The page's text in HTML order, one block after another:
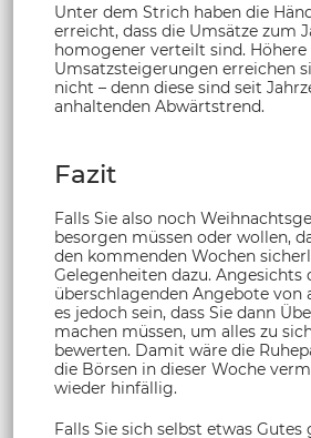
Unter dem Strich haben die
erreicht, dass die Umsätze zum
homogener verteilt sind. Höhere
Umsatzsteigerungen erreichen
nicht – denn diese sind seit
anhaltenden Abwärtstrend.
Fazit
Falls Sie also noch
besorgen müssen oder wollen,
den kommenden Wochen
Gelegenheiten dazu. Angesichts
überschlagenden Angebote von
es jedoch sein, dass Sie dann
machen müssen, um alles zu
bewerten. Damit wäre die
die Börsen in dieser Woche
wieder hinfällig.
Falls Sie sich selbst etwas